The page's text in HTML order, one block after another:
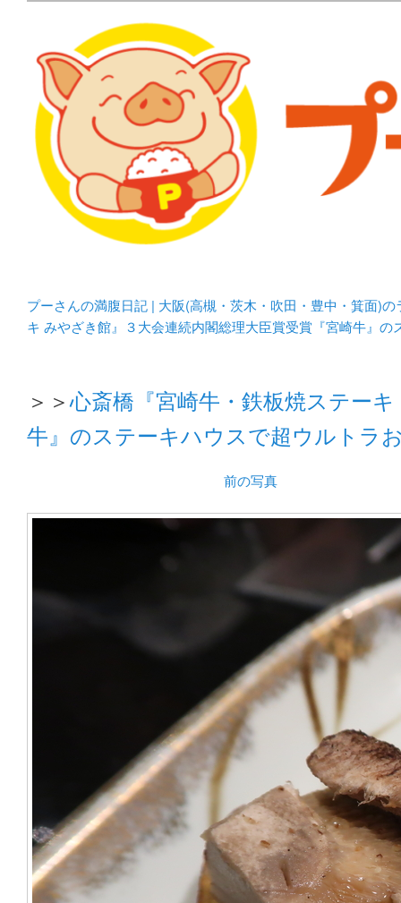
プーさんの満腹日記 |
豊中・箕面)のランチ＆
化してます。
プーさんの満腹日記 | 大阪(高槻・茨木・吹田・豊中・箕面)
キ みやざき館』３大会連続内閣総理大臣賞受賞『宮崎牛』
＞＞心斎橋『宮崎牛・鉄板焼ステー
牛』のステーキハウスで超ウルトラ
前の写真